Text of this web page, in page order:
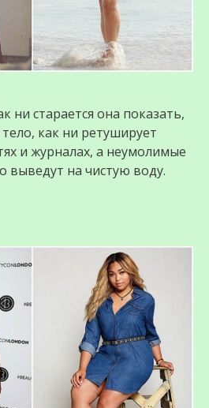
ни старается она показать,
как ни ретуширует
и журналах, а неумолимые
выведут на чистую воду.